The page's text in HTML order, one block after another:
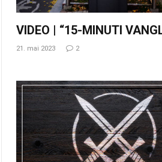
VIDEO | “15-MINUTI
21. mai 2023 2